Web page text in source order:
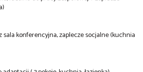
konferencyjna, zaplecze socjalne (kuchnia